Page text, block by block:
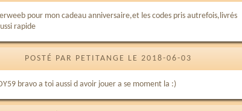
pour mon cadeau anniversaire,et les codes pris autrefois,livrés
rapide
POSTÉ PAR PETITANGE LE 2018-06-03
bravo a toi aussi d avoir jouer a se moment la :)